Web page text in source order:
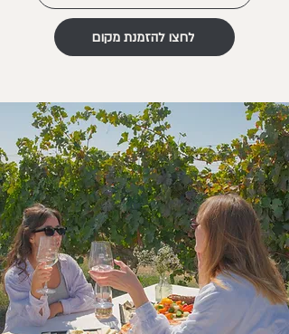
לחצו להזמנת מקום